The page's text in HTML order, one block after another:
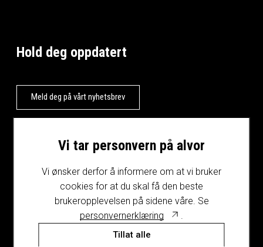
Vi tar personvern på alvor
Vi ønsker derfor å informere om at vi bruker
cookies for at du skal få den beste
brukeropplevelsen på sidene våre. Se
personvernerklæring
.
Tillat alle
Hold deg oppdatert
Meld deg på vårt nyhetsbrev